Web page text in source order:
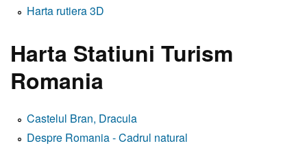
Harta rutiera 3D
Harta Statiuni Turism
Romania
Castelul Bran, Dracula
Despre Romania - Cadrul natural